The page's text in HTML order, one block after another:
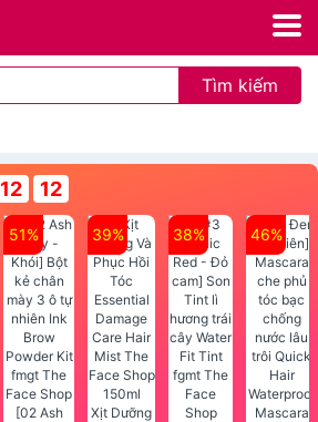
Tìm kiếm
12 12
51%
[02 Ash
39%
Xịt Dưỡng
38% 46%